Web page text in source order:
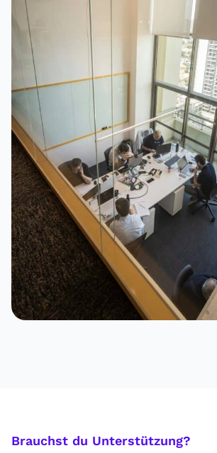
Brauchst du Unterstützung? ​